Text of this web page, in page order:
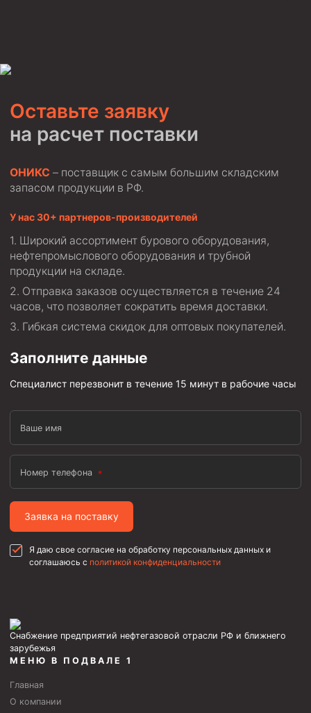
Оставьте заявку
на расчет поставки
ОНИКС – поставщик с самым большим складским
запасом продукции в РФ.
У нас 30+ партнеров-производителей
Широкий ассортимент бурового оборудования,
нефтепромыслового оборудования и трубной
продукции на складе.
Отправка заказов осуществляется в течение 24
часов, что позволяет сократить время доставки.
Гибкая система скидок для оптовых покупателей.
Заполните данные
Специалист перезвонит в течение 15 минут в рабочие часы
Ваше имя
Номер телефона
Заявка на поставку
Я даю свое согласие на обработку персональных данных и
соглашаюсь с политикой конфиденциальности
Снабжение предприятий нефтегазовой отрасли РФ и ближнего
зарубежья
МЕНЮ В ПОДВАЛЕ 1
Главная
О компании